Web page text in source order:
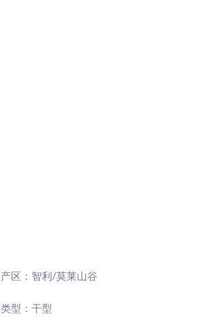
产区：智利/莫莱山谷
类型：干型